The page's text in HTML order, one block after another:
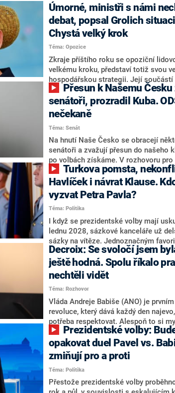
Úmorné, ministři s námi
debat, popsal Grolich
Chystá velký krok
Téma: Opozice
Zkraje příštího roku se opoziční
velkému kroku, představí totiž svou
hospodářskou strategii. Její součástí
stárnutí populace, řekl ve středu na
nový předseda lidovců Jan Grolich.
senátních volbách kandiduje ve
aktivitu opozice, o níž vládní strany
komentátoři mluví jako o slabé a v
úmorná práce upozorňovat na chyby
námi navíc nechodí do debat.
svoje témata,“ odpověděl Grolich na
NEWS.
senátoři, prozradil Kuba.
nečekaně
Téma: Senát
Na hnutí Naše Česko se obracejí
senátoři a zvažují přesun do našeho
po volbách získáme. V rozhovoru pro
NEWS to řekl zakladatel hnutí a
Martin Kuba. Konkrétní nebyl, ale
například senátora Zdeňka Hrabu,
součástí klubu ODS a TOP 09. Hraba
redakce nevyloučil. Předseda klubu
Zdeněk Nytra redakci řekl, že počítá
některých senátorů z klubu a že
nepřítel, ale soupeř.
Havlíček i návrat Klause.
vyzvat Petra Pavla?
Téma: Politika
I když se prezidentské volby mají
lednu 2028, sázkové kanceláře už
sázky na vítěze. Jednoznačným
hlava státu Petr Pavel. Daleko za ním
zmiňují dva výrazné politiky ANO,
Andreje Babiše a ministra průmyslu
Oblíbeným tipem samotných sázkařů
Motoristy Filip Turek. Politolog Jan
o případné kandidatuře kohokoliv ze
značně pochybuje. Podle něj
nemá osobu, která by Pavlovi mohla
Decroix: Se svoločí jsem
ještě hodná. Spolu říkalo
nechtěli vidět
Téma: Rozhovor
Vláda Andreje Babiše (ANO) je
revoluce, který dává každý den
potřeba respektovat. Alespoň to si
ministryně spravedlnosti ODS Eva
rozhovoru pro CNN Prima NEWS si
ohledně politického výkonu svého
Tejce (za ANO) či vládní
práva Taťány Malé (ANO). Označením
adresu vlády prý byla ještě hodná.
vrátila k volební porážce koalice
opakovat duel Pavel vs.
zmiňují pro a proti
Téma: Politika
Přestože prezidentské volby